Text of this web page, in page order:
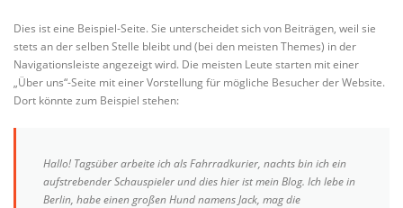
Dies ist eine Beispiel-Seite. Sie unterscheidet sich von Beiträgen, weil sie
stets an der selben Stelle bleibt und (bei den meisten Themes) in der
Navigationsleiste angezeigt wird. Die meisten Leute starten mit einer
„Über uns“-Seite mit einer Vorstellung für mögliche Besucher der Website.
Dort könnte zum Beispiel stehen:
Hallo! Tagsüber arbeite ich als Fahrradkurier, nachts bin ich ein
aufstrebender Schauspieler und dies hier ist mein Blog. Ich lebe in
Berlin, habe einen großen Hund namens Jack, mag die